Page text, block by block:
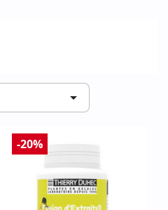

-20%